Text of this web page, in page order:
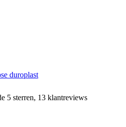
duroplast
5 sterren, 13 klantreviews